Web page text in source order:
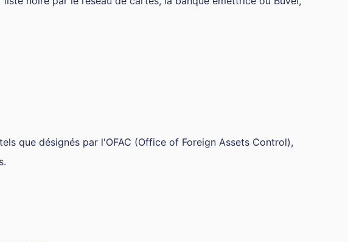
que désignés par l'OFAC (Office of Foreign Assets Control),